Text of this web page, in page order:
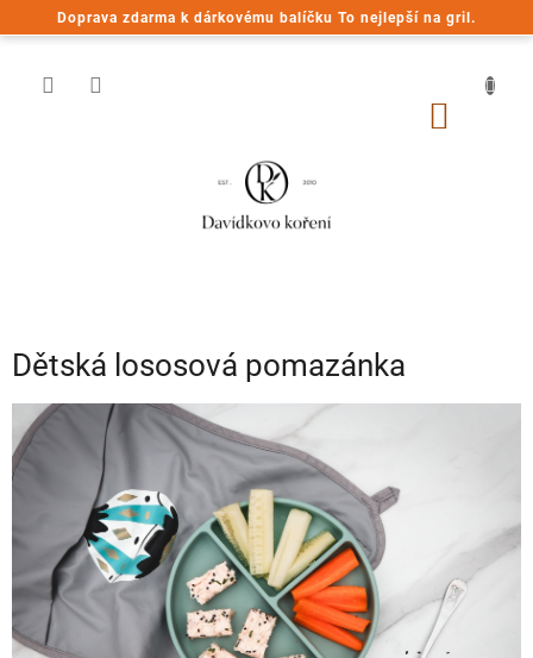
Doprava zdarma k dárkovému balíčku To nejlepší na gril.
na
Dětská lososová pomazánka